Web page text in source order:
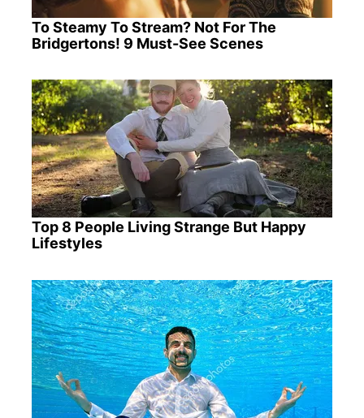
To Steamy To Stream? Not For The
Bridgertons! 9 Must-See Scenes
Top 8 People Living Strange But Happy
Lifestyles